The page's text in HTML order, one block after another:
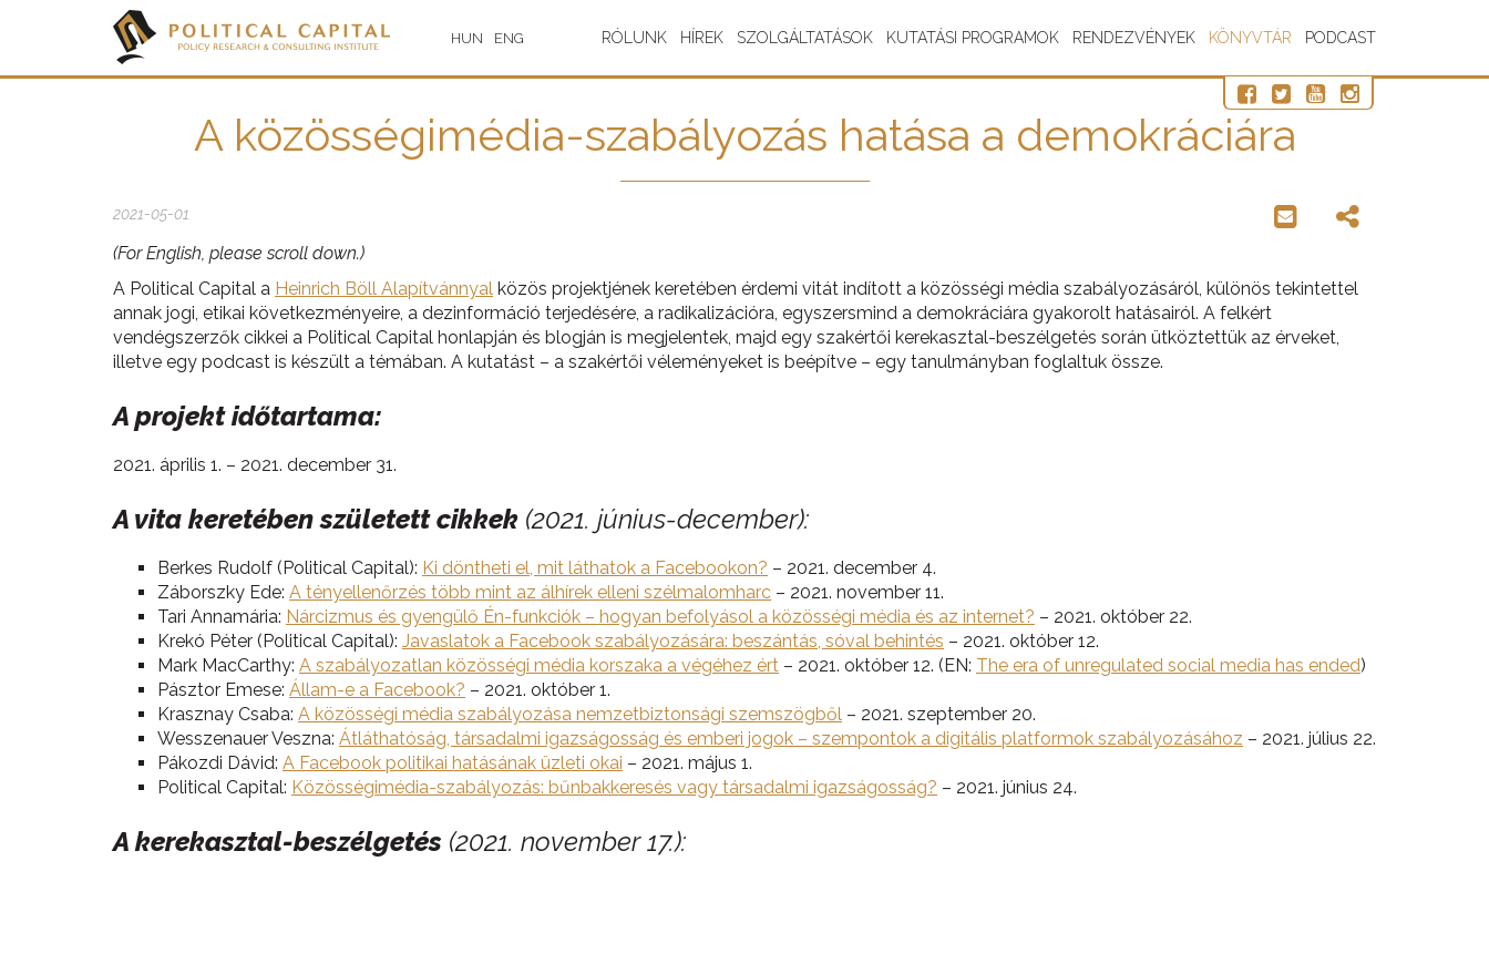
HUN ENG RÓLUNK HÍREK SZOLGÁLTATÁSOK KUTATÁSI PROGRAMOK RENDEZVÉNYEK KÖNYVTÁR PODCAST
A közösségimédia-szabályozás hatása a demokráciára
2021-05-01
(For English, please scroll down.)
A Political Capital a Heinrich Böll Alapítvánnyal közös projektjének keretében érdemi vitát indított a közösségi média szabályozásáról, különös tekintettel
annak jogi, etikai következményeire, a dezinformáció terjedésére, a radikalizációra, egyszersmind a demokráciára gyakorolt hatásairól. A felkért
vendégszerzők cikkei a Political Capital honlapján és blogján is megjelentek, majd egy szakértői kerekasztal-beszélgetés során ütköztettük az érveket,
illetve egy podcast is készült a témában. A kutatást – a szakértői véleményeket is beépítve – egy tanulmányban foglaltuk össze.
A projekt időtartama:
2021. április 1. – 2021. december 31.
A vita keretében született cikkek (2021. június-december):
Berkes Rudolf (Political Capital): Ki döntheti el, mit láthatok a Facebookon? – 2021. december 4.
Záborszky Ede: A tényellenőrzés több mint az álhírek elleni szélmalomharc – 2021. november 11.
Tari Annamária: Nárcizmus és gyengülő Én-funkciók – hogyan befolyásol a közösségi média és az internet? – 2021. október 22.
Krekó Péter (Political Capital): Javaslatok a Facebook szabályozására: beszántás, sóval behintés – 2021. október 12.
Mark MacCarthy: A szabályozatlan közösségi média korszaka a végéhez ért – 2021. október 12. (EN: The era of unregulated social media has ended)
Pásztor Emese: Állam-e a Facebook? – 2021. október 1.
Krasznay Csaba: A közösségi média szabályozása nemzetbiztonsági szemszögből – 2021. szeptember 20.
Wesszenauer Veszna: Átláthatóság, társadalmi igazságosság és emberi jogok – szempontok a digitális platformok szabályozásához – 2021. július 22.
Pákozdi Dávid: A Facebook politikai hatásának üzleti okai – 2021. május 1.
Political Capital: Közösségimédia-szabályozás: bűnbakkeresés vagy társadalmi igazságosság? – 2021. június 24.
A kerekasztal-beszélgetés (2021. november 17.):